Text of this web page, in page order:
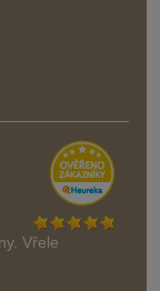
Vřele